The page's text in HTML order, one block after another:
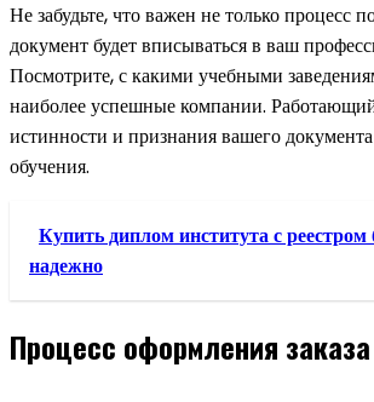
Не забудьте, что важен не только процесс
документ будет вписываться в ваш
Посмотрите, с какими учебными
наиболее успешные компании.
истинности и признания вашего
обучения.
Купить диплом института с
надежно
Процесс оформления заказа